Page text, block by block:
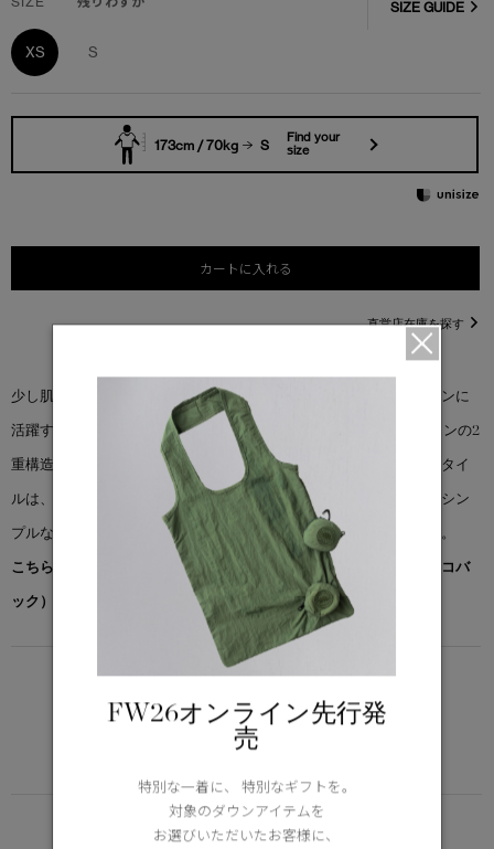
XS S
SIZE GUIDE
173cm / 70kg S
Find your
size
カートに入れる
直営店在庫を探す
少し肌寒い時期から真冬のダウン下のレイヤーまで、幅広いシーズンに
活躍する遮断性に優れるベストです。2wayジッパーとスナップボタンの2
重構造で冷気の侵入を防ぎ、やや着丈が長めに設定されたバックスタイ
ルは、前かがみになった時でも背中を覆い防寒性を高めています。シン
プルなデザインでありながら収納、機能性、保温性に優れています。
こちらの商品には先着でノベルティー（オリジナルポケッタブルエコバ
ック）をプレゼント。※なくなり次第終了となります。
LIGHTWEIGHT
5°C / -5°C
アクティブな活動に適した軽さ
FUNCTION
FW26オンライン先行発
売
特別な一着に、 特別なギフトを。
対象のダウンアイテムを
お選びいただいたお客様に、